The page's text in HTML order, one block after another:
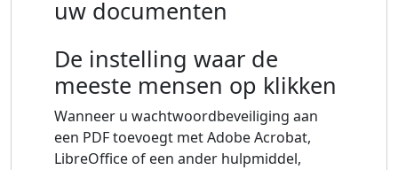
uw documenten
De instelling waar de
meeste mensen op klikken
Wanneer u wachtwoordbeveiliging aan
een PDF toevoegt met Adobe Acrobat,
LibreOffice of een ander hulpmiddel,